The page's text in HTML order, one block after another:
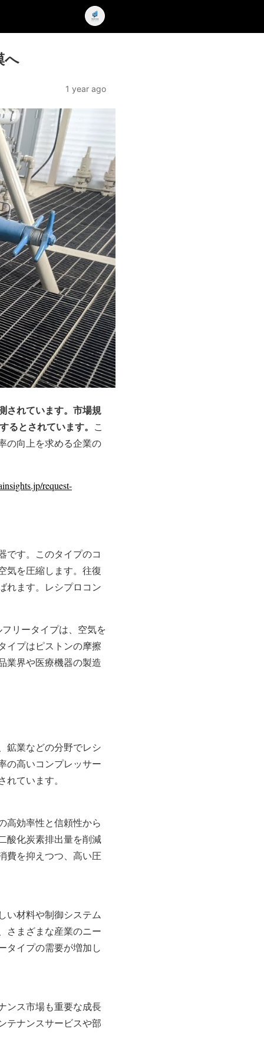
へ
1 year ago
されています。市場規
るとされています。 こ
の向上を求める企業の
request-
です。このタイプのコ
気を圧縮します。往復
れます。レシプロコン
リータイプは、空気を
イプはピストンの摩擦
業界や医療機器の製造
鉱業などの分野でレシ
の高いコンプレッサー
ています。
高効率性と信頼性から
酸化炭素排出量を削減
費を抑えつつ、高い圧
い材料や制御システム
さまざまな産業のニー
タイプの需要が増加し
ンス市場も重要な成長
テナンスサービスや部